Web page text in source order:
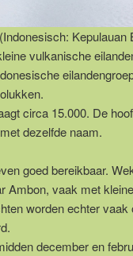
Kepulauan
vulkanische
circa 15.000. De
dezelfde naam.
goed bereikbaar.
Ambon, vaak met
worden echter vaak
december en